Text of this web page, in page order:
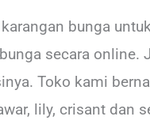
bunga
secara online.
Toko kami
lily, crisant dan